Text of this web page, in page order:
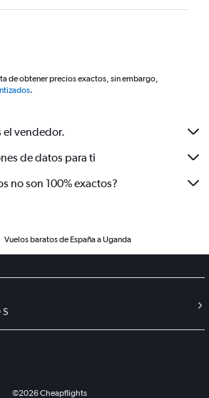
de obtener precios exactos, sin embargo,
.
el vendedor.
de datos para ti
no son 100% exactos?
Vuelos baratos de España a Uganda
©2026Cheapflights